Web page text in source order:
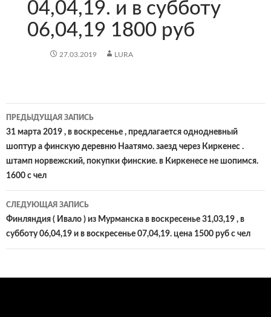
04,04,19. и в субботу
06,04,19 1800 руб
27.03.2019 LURA
Навигация
по
записям
ПРЕДЫДУЩАЯ ЗАПИСЬ
31 марта 2019 , в воскресенье , предлагается однодневный
шоптур а финскую деревню Наатямо. заезд через Киркенес .
штамп норвежский, покупки финские. в Киркенесе не шопимся.
1600 с чел
СЛЕДУЮЩАЯ ЗАПИСЬ
Финляндия ( Ивало ) из Мурманска в воскресенье 31,03,19 , в
субботу 06,04,19 и в воскресенье 07,04,19. цена 1500 руб с чел